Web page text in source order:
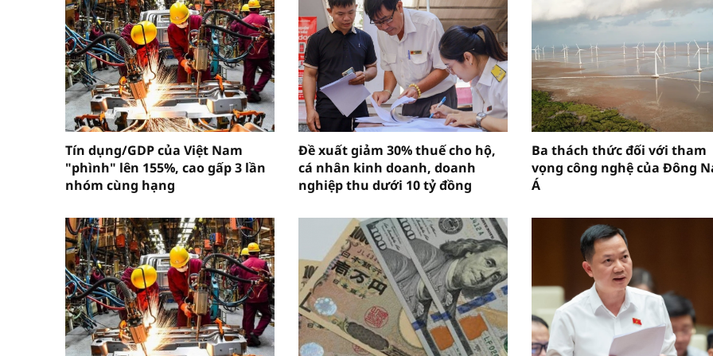
Tín dụng/GDP của Việt Nam
"phình" lên 155%, cao gấp 3 lần
nhóm cùng hạng
Đề xuất giảm 30% thuế cho hộ,
cá nhân kinh doanh, doanh
nghiệp thu dưới 10 tỷ đồng
Ba thách thức đối với tham
vọng công nghệ của Đông
Á